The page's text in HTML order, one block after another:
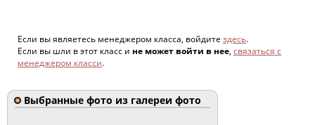
Если вы являетесь менеджером класса, войдите здесь.
Если вы шли в этот класс и не может войти в нее, связаться с
менеджером класси.
Выбранные фото из галереи фото